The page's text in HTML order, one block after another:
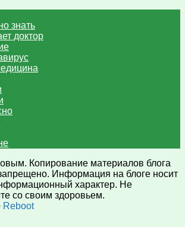
знать
доктор
Копирование материалов блога
Информация на блоге носит
характер. Не
со своим здоровьем.
Reboot